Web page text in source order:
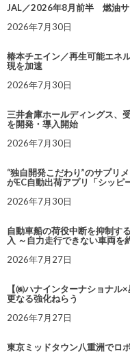
JAL／2026年8月前半 燃油サ
2026年7月30日
椿本チエイン／再生可能エネ
現を加速
2026年7月30日
三井倉庫ホールディングス、
を開発・導入開始
2026年7月30日
“独自開発こだわり”のサプリ
がEC自動出荷アプリ「シッピ
2026年7月30日
自動車船の荷役中断を抑制す
入 ～自力走行できない車両を
2026年7月27日
【㈱ハナインターナショナ
更なる強化ねらう
2026年7月27日
東京ミッドタウン八重洲でロ